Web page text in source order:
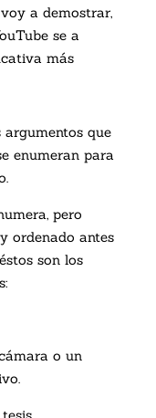
a demostrar,
se a
más
que
enumeran para
pero
ordenado antes
son los
o un